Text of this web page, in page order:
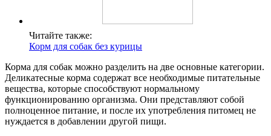
Читайте также:
Корм для собак без курицы
Корма для собак можно разделить на две основные категории.
Деликатесные корма содержат все необходимые питательные
вещества, которые способствуют нормальному
функционированию организма. Они представляют собой
полноценное питание, и после их употребления питомец не
нуждается в добавлении другой пищи.